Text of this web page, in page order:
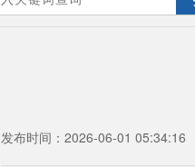
发布时间：2026-06-01 05:34:16